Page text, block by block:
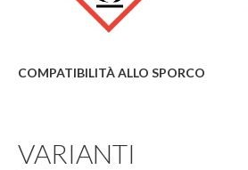
COMPATIBILITÀ ALLO SPORCO
VARIANTI